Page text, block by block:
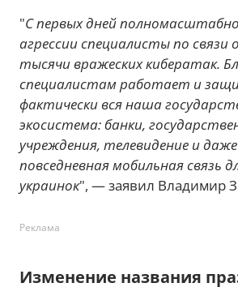
"С первых дней
агрессии специалисты по связи
тысячи вражеских кибератак.
специалистам работает и
фактически вся наша
экосистема: банки,
учреждения, телевидение и
повседневная мобильная связь
украинок", — заявил Владимир
Реклама
Изменение названия